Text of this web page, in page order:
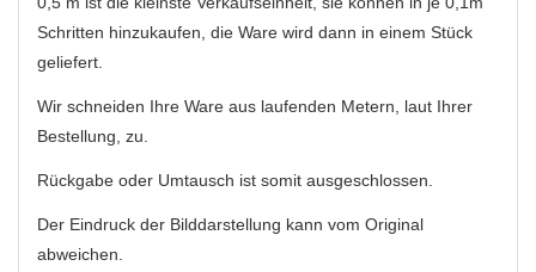
Schritten hinzukaufen, die Ware wird dann in einem Stück
geliefert.
Wir schneiden Ihre Ware aus laufenden Metern, laut Ihrer
Bestellung, zu.
Rückgabe oder Umtausch ist somit ausgeschlossen.
Der Eindruck der Bilddarstellung kann vom Original
abweichen.